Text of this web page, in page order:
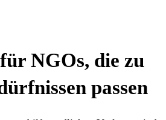
NGOs, die zu
passen